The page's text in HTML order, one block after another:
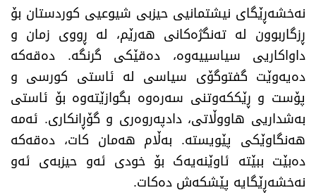
نەخشەڕێگای نیشتمانیی حیزبی شیوعیی کوردستان بۆ
ڕزگاربوون لە تەنگژەکانی هەرێم، لە ڕووی زمان و
داواکاریی سیاسییەوە، دەقێکی گرنگە. دەقەکە
دەیەوێت گفتوگۆی سیاسی لە ئاستی کورسی و
پۆست و ڕێککەوتنی سەرەوە بگوازێتەوە بۆ ئاستی
بەشداریی هاووڵاتی، دادپەروەری و گۆڕانکاری. ئەمە
هەنگاوێکی پێویستە. بەڵام هەمان کات، دەقەکە
دەبێت ببێتە ئاوێنەیەک بۆ خودی ئەو حیزبەی ئەو
نەخشەڕێگایە پێشکەش دەکات.